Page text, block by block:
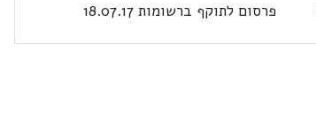
פרסום לתוקף ברשומות 18.07.17